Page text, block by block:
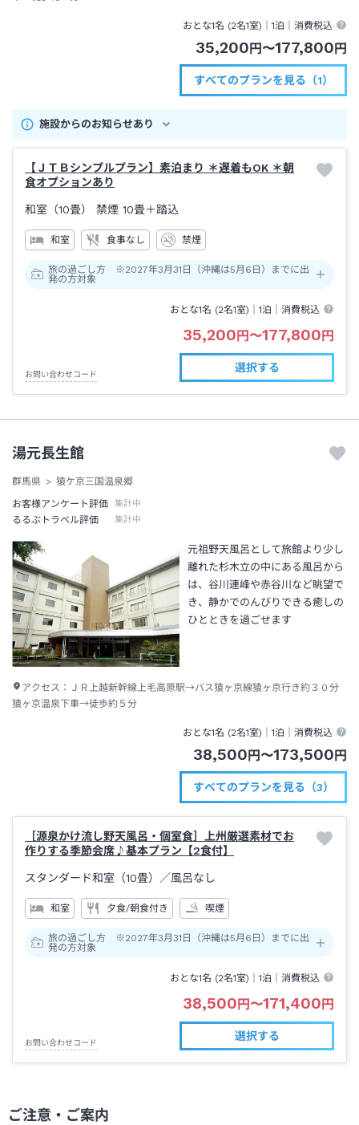
おとな1名 (2名1室)｜1泊 ｜消費税込
35,200円〜177,800円
すべてのプランを見る（1）
施設からのお知らせあり
【ＪＴＢシンプルプラン】素泊まり ＊遅着もOK ＊朝
食オプションあり
和室（10畳） 禁煙 10畳＋踏込
和室 食事なし 禁煙
旅の過ごし方 ※2027年3月31日（沖縄は5月6日）までに出
発の方対象
おとな1名 (2名1室)｜1泊 ｜消費税込
35,200円〜177,800円
お問い合わせコード
選択する
湯元長生館
群馬県
猿ケ京三国温泉郷
お客様アンケート評価
集計中
るるぶトラベル評価 集計中
元祖野天風呂として旅館より少し
離れた杉木立の中にある風呂から
は、谷川連峰や赤谷川など眺望で
き、静かでのんびりできる癒しの
ひとときを過ごせます
アクセス： ＪＲ上越新幹線上毛高原駅→バス猿ヶ京線猿ヶ京行き約３０分
猿ヶ京温泉下車→徒歩約５分
おとな1名 (2名1室)｜1泊 ｜消費税込
38,500円〜173,500円
すべてのプランを見る（3）
［源泉かけ流し野天風呂・個室食］上州厳選素材でお
作りする季節会席♪基本プラン【2食付】
スタンダード和室（10畳） ／風呂なし
和室 夕食/朝食付き 喫煙
旅の過ごし方 ※2027年3月31日（沖縄は5月6日）までに出
発の方対象
おとな1名 (2名1室)｜1泊 ｜消費税込
38,500円〜171,400円
お問い合わせコード
選択する
ご注意・ご案内